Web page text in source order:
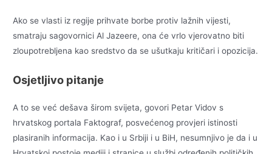
Ako se vlasti iz regije prihvate borbe protiv lažnih vijesti,
smatraju sagovornici Al Jazeere, ona će vrlo vjerovatno biti
zloupotrebljena kao sredstvo da se ušutkaju kritičari i opozicija.
Osjetljivo pitanje
A to se već dešava širom svijeta, govori Petar Vidov s
hrvatskog portala Faktograf, posvećenog provjeri istinosti
plasiranih informacija. Kao i u Srbiji i u BiH, nesumnjivo je da i u